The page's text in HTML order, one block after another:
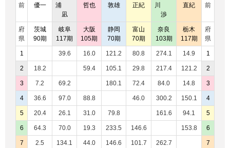
前
優一
浦
凪
哲也
敦雄
正紀
川
渉
直紀
前
府
県
茨城
90期
岐阜
117期
大阪
105期
静岡
70期
富山
70期
奈良
103期
栃木
117期
府
県
1 39.6 16.0 121.2 80.8 274.1 14.9 1
2 18.2 59.4 105.1 29.8 217.4 121.2 2
3 7.2 69.2 180.1 72.4 84.0 14.8 3
4 36.6 97.0 88.8 46.0 300.2 150.1 4
5 20.4 26.1 31.0 79.8 161.6 94.1 5
6 64.3 70.0 19.3 233.5 146.6 153.8 6
7 2.5 134.1 44.0 146.6 101.7 262.7 7